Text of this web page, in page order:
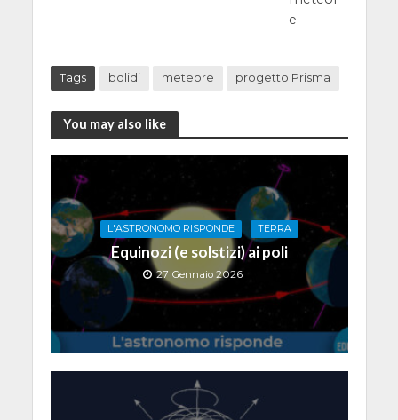
e
Tags bolidi meteore progetto Prisma
You may also like
L'ASTRONOMO RISPONDE TERRA
Equinozi (e solstizi) ai poli
27 Gennaio 2026